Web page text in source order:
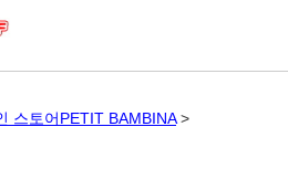
스토어PETIT BAMBINA>